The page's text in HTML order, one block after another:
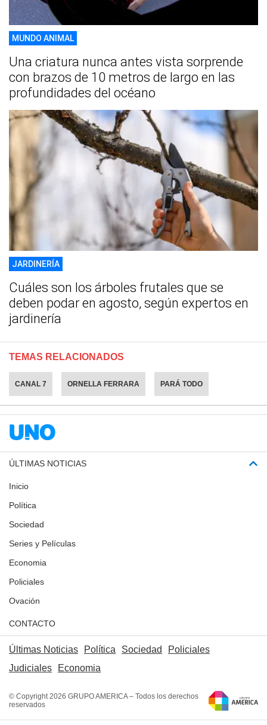
MUNDO ANIMAL
Una criatura nunca antes vista sorprende
con brazos de 10 metros de largo en las
profundidades del océano
JARDINERÍA
Cuáles son los árboles frutales que se
deben podar en agosto, según expertos en
jardinería
TEMAS RELACIONADOS
CANAL 7 ORNELLA FERRARA PARÁ TODO
ÚLTIMAS NOTICIAS
Inicio
Política
Sociedad
Series y Películas
Economia
Policiales
Ovación
CONTACTO
Últimas Noticias Política Sociedad
Policiales
Judiciales
Economia
© Copyright 2026 GRUPO AMERICA – Todos los derechos
reservados